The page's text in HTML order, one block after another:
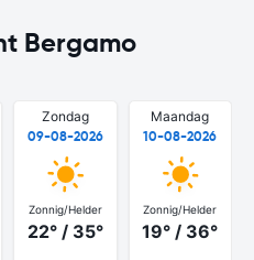
Bergamo
Zondag
09-08-2026
Zonnig/Helder
22° / 35°
Maandag
10-08-2026
Zonnig/Helder
19° / 36°